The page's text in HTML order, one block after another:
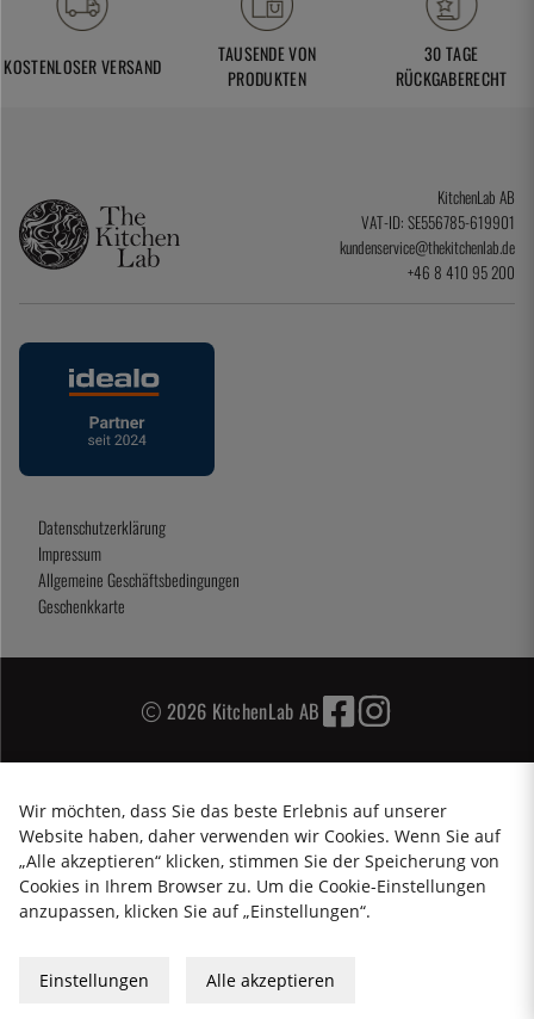
KOSTENLOSER VERSAND
TAUSENDE VON
PRODUKTEN
30 TAGE
RÜCKGABERECHT
KitchenLab AB
VAT-ID: SE556785-619901
kundenservice@thekitchenlab.de
+46 8 410 95 200
Datenschutzerklärung
Impressum
Allgemeine Geschäftsbedingungen
Geschenkkarte
2026 KitchenLab AB
Wir möchten, dass Sie das beste Erlebnis auf unserer
Website haben, daher verwenden wir Cookies. Wenn Sie auf
„Alle akzeptieren“ klicken, stimmen Sie der Speicherung von
Cookies in Ihrem Browser zu. Um die Cookie-Einstellungen
anzupassen, klicken Sie auf „Einstellungen“.
Einstellungen Alle akzeptieren